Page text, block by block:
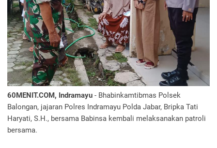
60MENIT.COM, Indramayu - Bhabinkamtibmas Polsek
Balongan, jajaran Polres Indramayu Polda Jabar, Bripka Tati
Haryati, S.H., bersama Babinsa kembali melaksanakan patroli
bersama.